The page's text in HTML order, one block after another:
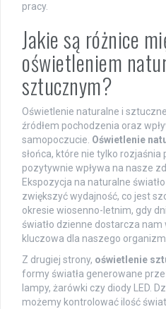
pracy.
Jakie są różnice
oświetleniem
sztucznym?
Oświetlenie naturalne i
źródłem pochodzenia oraz
samopoczucie. Oświetlenie
słońca, które nie tylko
pozytywnie wpływa na nasze
Ekspozycja na naturalne
zwiększyć wydajność, co jest
okresie wiosenno-letnim, gdy
światło dzienne dostarcza nam
kluczowa dla naszego
Z drugiej strony, oświetlenie
formy światła generowane
lampy, żarówki czy diody LED.
możemy kontrolować ilość